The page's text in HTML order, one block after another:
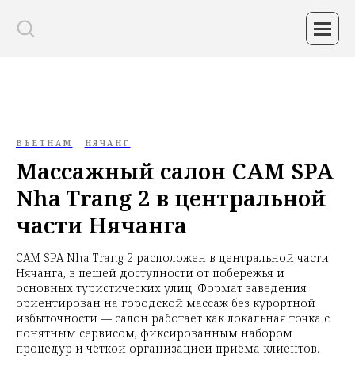
ВЬЕТНАМ НЯЧАНГ
Массажный салон CAM SPA
Nha Trang 2 в центральной
части Нячанга
CAM SPA Nha Trang 2 расположен в центральной части
Нячанга, в пешей доступности от побережья и
основных туристических улиц. Формат заведения
ориентирован на городской массаж без курортной
избыточности — салон работает как локальная точка с
понятным сервисом, фиксированным набором
процедур и чёткой организацией приёма клиентов.